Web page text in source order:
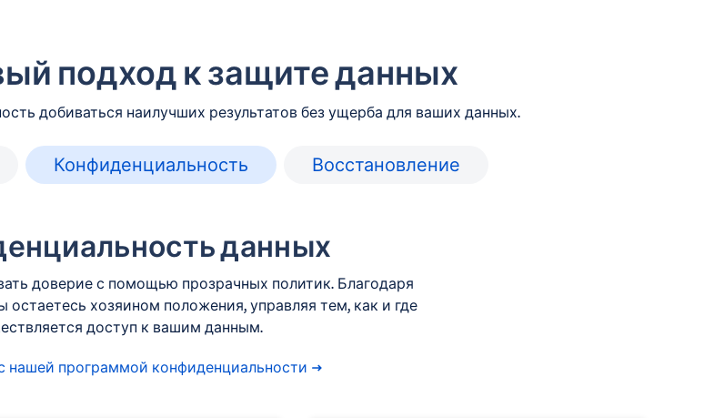
подход к защите данных
добиваться наилучших результатов без ущерба для ваших данных.
Конфиденциальность Восстановление
данных
доверие с помощью прозрачных политик. Благодаря
хозяином положения, управляя тем, как и где
доступ к вашим данным.
нашей программой конфиденциальности